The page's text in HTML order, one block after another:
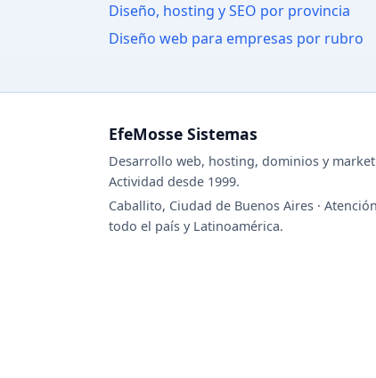
Diseño, hosting y SEO por provincia
Diseño web para empresas por rubro
EfeMosse Sistemas
Desarrollo web, hosting, dominios y
Actividad desde 1999.
Caballito, Ciudad de Buenos Aires ·
todo el país y Latinoamérica.